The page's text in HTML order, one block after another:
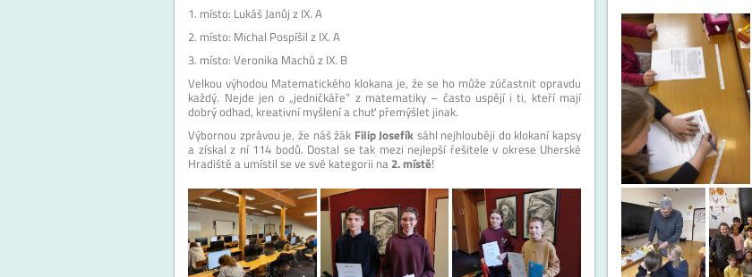
1. místo: Lukáš Janůj z IX. A
2. místo: Michal Pospíšil z IX. A
3. místo: Veronika Machů z IX. B
Velkou výhodou Matematického klokana je, že se ho může zúčastnit opravdu
každý. Nejde jen o „jedničkáře“ z matematiky – často uspějí i ti, kteří mají
dobrý odhad, kreativní myšlení a chuť přemýšlet jinak.
Výbornou zprávou je, že náš žák Filip Josefík sáhl nejhlouběji do klokaní kapsy
a získal z ní 114 bodů. Dostal se tak mezi nejlepší řešitele v okrese Uherské
Hradiště a umístil se ve své kategorii na 2. místě!